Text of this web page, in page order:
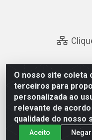
O nosso site coleta
terceiros para
personalizada ao
relevante de
qualidade do nosso
Aceito
Abreu & Silva - Rua
Olho D'Água das